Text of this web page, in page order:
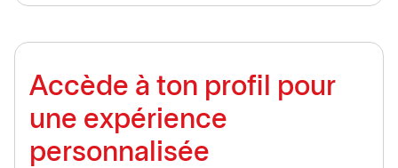
Accède à ton profil pour
une expérience
personnalisée